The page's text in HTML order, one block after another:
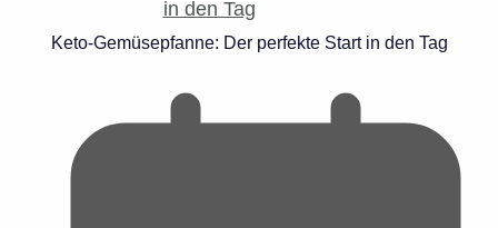
Keto-Gemüsepfanne: Der perfekte Start in den Tag